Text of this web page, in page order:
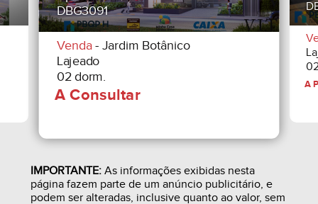
OBSERVAÇÕES:
1. Valor reajustável mensalmente pelo CUB-RS
padrão R8-B (SINDUSCON-RS).
2. Todas as imagens são meramente ilustrativas.
Consulte a construtora sobre o memorial descritivo
do ED. EL CANÁ - Vista da Montanha.
DBG3092
Venda- Jardim Botânico
Lajeado
02 dorm.
IMPORTANTE:As informações exibidas nesta
página fazem parte de um anúncio publicitário, e
podem ser alteradas, inclusive quanto ao valor, sem